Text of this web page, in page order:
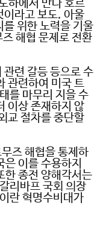
하에서 만나 호르
이라고 보도. 아울
를 위한 노력을 기울
해협 문제로 전환
련 갈등 등으로 수
관련하여 미국 트
를 마무리 지을 수
이상 존재하지 않
교 절차를 중단할
즈 해협을 통제하
은 이를 수용하지
한 종전 양해각서는
리바프 국회 의장
란 혁명수비대가